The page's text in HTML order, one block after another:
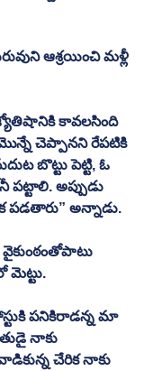
ఆశ్రయించి మళ్లీ
కావలసింది
మొన్నే చెప్పానని రేపటికి
బొట్టు పెట్టి, ఓ
పడతారు” అన్నాడు.
మెట్టు.
పనికిరాడన్న మా
నాకు
చేరిక నాకు